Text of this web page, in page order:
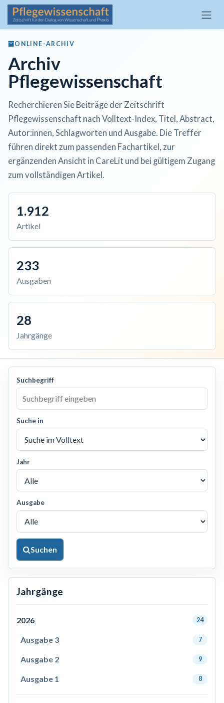
Zum Inhalt springen
ONLINE-ARCHIV
Archiv
Pflegewissenschaft
Recherchieren Sie Beiträge der Zeitschrift
Pflegewissenschaft nach Volltext-Index, Titel, Abstract,
Autor:innen, Schlagworten und Ausgabe. Die Treffer
führen direkt zum passenden Fachartikel, zur
ergänzenden Ansicht in CareLit und bei gültigem Zugang
zum vollständigen Artikel.
1.912
Artikel
233
Ausgaben
28
Jahrgänge
Suchbegriff
Suche in
Jahr
Ausgabe
Suchen
Jahrgänge
2026 24
Ausgabe 3 7
Ausgabe 2 9
Ausgabe 1 8